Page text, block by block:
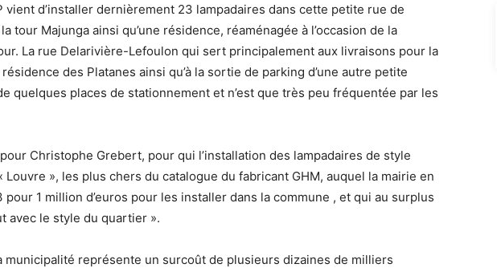
vient d’installer dernièrement 23 lampadaires dans cette petite rue de
tour Majunga ainsi qu’une résidence, réaménagée à l’occasion de la
La rue Delarivière-Lefoulon qui sert principalement aux livraisons pour la
des Platanes ainsi qu’à la sortie de parking d’une autre petite
quelques places de stationnement et n’est que très peu fréquentée par les
Christophe Grebert, pour qui l’installation des lampadaires de style
Louvre », les plus chers du catalogue du fabricant GHM, auquel la mairie en
pour 1 million d’euros pour les installer dans la commune , et qui au surplus
avec le style du quartier ».
municipalité représente un surcoût de plusieurs dizaines de milliers